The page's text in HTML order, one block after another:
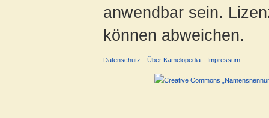
anwendbar sein.
können abweichen.
Datenschutz Über Kamelopedia Impressum